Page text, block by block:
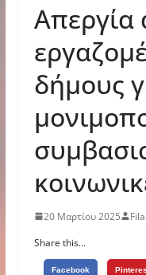
Απεργία
δήμους
20 Μαρτίου 2025
Share this...
Facebook